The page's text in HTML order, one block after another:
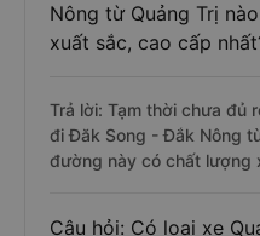
Nông từ Quảng Trị
xuất sắc, cao cấp
Trả lời: Tạm thời chưa đủ
đi Đăk Song - Đắk Nông
đường này có chất lượng
Câu hỏi: Có loại xe